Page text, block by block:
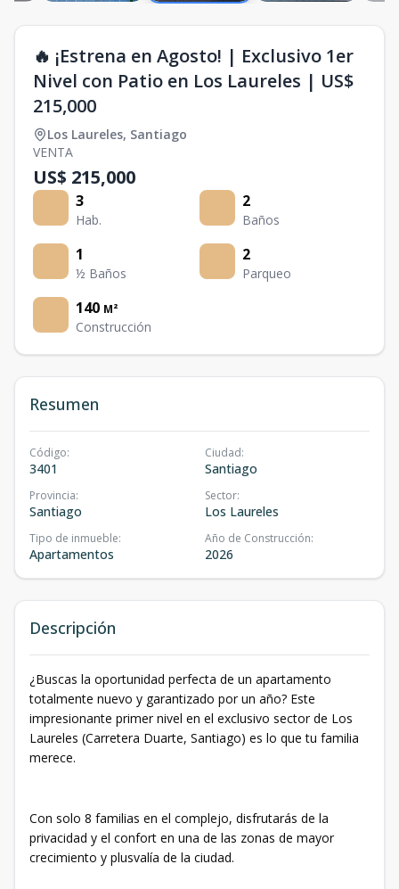
🔥 ​¡Estrena en Agosto! | Exclusivo 1er
Nivel con Patio en Los Laureles | US$
215,000
Los Laureles, Santiago
VENTA
US$ 215,000
3
Hab.
2
Baños
1
½ Baños
2
Parqueo
140 M²
Construcción
Resumen
Código:
3401
Ciudad:
Santiago
Provincia:
Santiago
Sector:
Los Laureles
Tipo de inmueble:
Apartamentos
Año de Construcción:
2026
Descripción
¿Buscas la oportunidad perfecta de un apartamento
totalmente nuevo y garantizado por un año? Este
impresionante primer nivel en el exclusivo sector de Los
Laureles (Carretera Duarte, Santiago) es lo que tu familia
merece.
Con solo 8 familias en el complejo, disfrutarás de la
privacidad y el confort en una de las zonas de mayor
crecimiento y plusvalía de la ciudad.